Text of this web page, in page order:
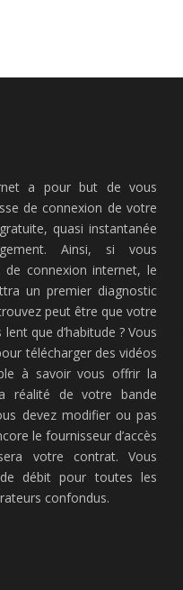
a pour but de vous
de connexion de votre
quasi instantanée
Ainsi, si vous
connexion internet, le
un premier diagnostic
peut être que votre
que d’habitude ? Vous
télécharger des vidéos
à savoir vous offrir la
réalité de votre bande
devez modifier ou pas
le fournisseur d’accès
votre contrat. Vous
débit pour toutes les
confondus.